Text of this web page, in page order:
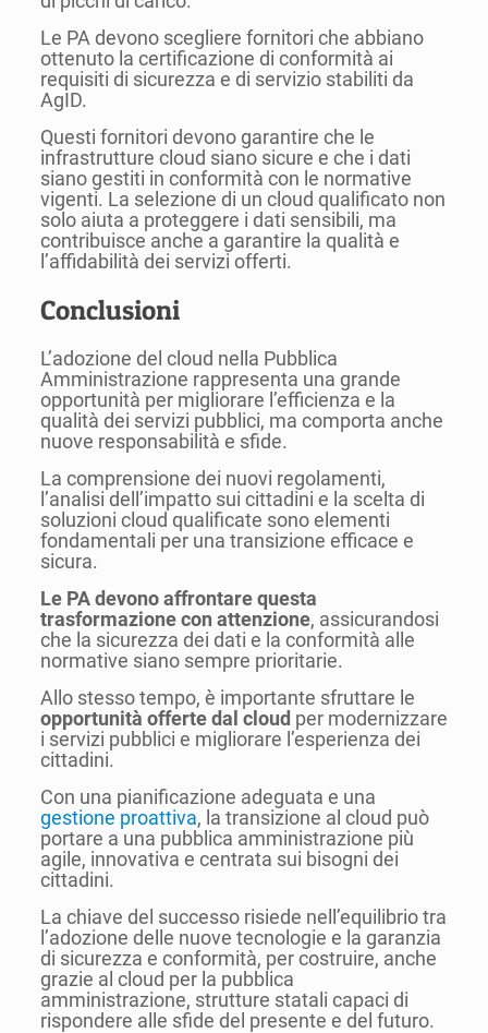
Le PA devono scegliere fornitori che abbiano
ottenuto la certificazione di conformità ai
requisiti di sicurezza e di servizio stabiliti da
AgID.
Questi fornitori devono garantire che le
infrastrutture cloud siano sicure e che i dati
siano gestiti in conformità con le normative
vigenti. La selezione di un cloud qualificato non
solo aiuta a proteggere i dati sensibili, ma
contribuisce anche a garantire la qualità e
l’affidabilità dei servizi offerti.
Conclusioni
L’adozione del cloud nella Pubblica
Amministrazione rappresenta una grande
opportunità per migliorare l’efficienza e la
qualità dei servizi pubblici, ma comporta anche
nuove responsabilità e sfide.
La comprensione dei nuovi regolamenti,
l’analisi dell’impatto sui cittadini e la scelta di
soluzioni cloud qualificate sono elementi
fondamentali per una transizione efficace e
sicura.
Le PA devono affrontare questa
trasformazione con attenzione, assicurandosi
che la sicurezza dei dati e la conformità alle
normative siano sempre prioritarie.
Allo stesso tempo, è importante sfruttare le
opportunità offerte dal cloud per modernizzare
i servizi pubblici e migliorare l’esperienza dei
cittadini.
Con una pianificazione adeguata e una
gestione proattiva, la transizione al cloud può
portare a una pubblica amministrazione più
agile, innovativa e centrata sui bisogni dei
cittadini.
La chiave del successo risiede nell’equilibrio tra
l’adozione delle nuove tecnologie e la garanzia
di sicurezza e conformità, per costruire, anche
grazie al cloud per la pubblica
amministrazione, strutture statali capaci di
rispondere alle sfide del presente e del futuro.